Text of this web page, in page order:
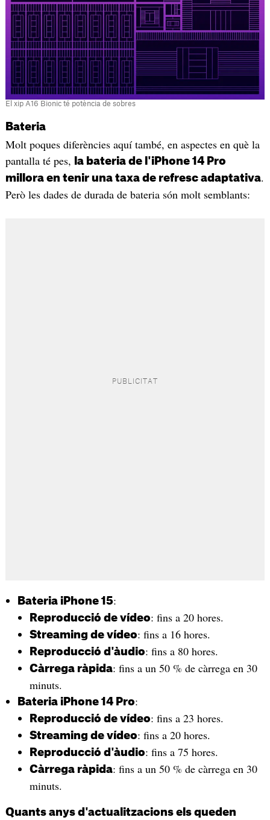
El xip A16 Bionic té potència de sobres
Bateria
Molt poques diferències aquí també, en aspectes en què la
pantalla té pes,
la bateria de l'iPhone 14 Pro
millora en tenir una taxa de refresc adaptativa.
Però les dades de durada de bateria són molt semblants:
Bateria iPhone 15:
Reproducció de vídeo: fins a 20 hores.
Streaming de vídeo: fins a 16 hores.
Reproducció d'àudio: fins a 80 hores.
Càrrega ràpida: fins a un 50 % de càrrega en 30
minuts.
Bateria iPhone 14 Pro:
Reproducció de vídeo: fins a 23 hores.
Streaming de vídeo: fins a 20 hores.
Reproducció d'àudio: fins a 75 hores.
Càrrega ràpida: fins a un 50 % de càrrega en 30
minuts.
Quants anys d'actualitzacions els queden